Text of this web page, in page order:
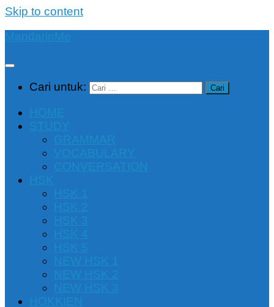
Skip to content
MandarinMe
Cari untuk:
HOME
STUDY
GRAMMAR
VOCABULARY
CONVERSATION
HSK
HSK 1
HSK 2
HSK 3
HSK 4
HSK 5
NEW HSK 1
NEW HSK 2
NEW HSK 3
HOKKIEN